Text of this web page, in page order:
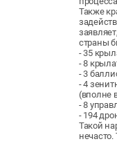
Также
страны
- 35
- 8
- 3
- 4
(вполне
- 8
- 194
Такой